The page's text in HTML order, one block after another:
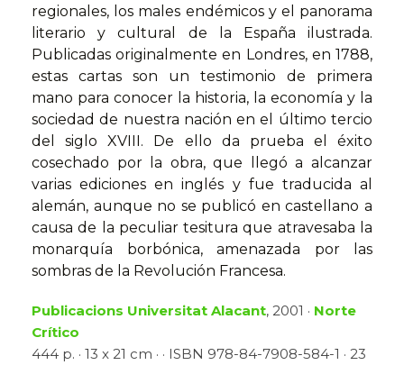
regionales, los males endémicos y el panorama
literario y cultural de la España ilustrada.
Publicadas originalmente en Londres, en 1788,
estas cartas son un testimonio de primera
mano para conocer la historia, la economía y la
sociedad de nuestra nación en el último tercio
del siglo XVIII. De ello da prueba el éxito
cosechado por la obra, que llegó a alcanzar
varias ediciones en inglés y fue traducida al
alemán, aunque no se publicó en castellano a
causa de la peculiar tesitura que atravesaba la
monarquía borbónica, amenazada por las
sombras de la Revolución Francesa.
Publicacions Universitat Alacant, 2001 · Norte
Crítico
444 p. · 13 x 21 cm · · ISBN 978-84-7908-584-1 · 23